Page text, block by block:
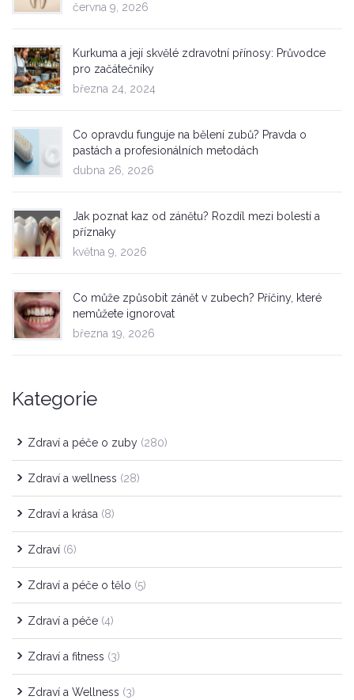
června 9, 2026
Kurkuma a její skvělé zdravotní přínosy: Průvodce
pro začátečníky
března 24, 2024
Co opravdu funguje na bělení zubů? Pravda o
pastách a profesionálních metodách
dubna 26, 2026
Jak poznat kaz od zánětu? Rozdíl mezi bolestí a
příznaky
května 9, 2026
Co může způsobit zánět v zubech? Příčiny, které
nemůžete ignorovat
března 19, 2026
Kategorie
Zdraví a péče o zuby (280)
Zdraví a wellness (28)
Zdraví a krása (8)
Zdraví (6)
Zdraví a péče o tělo (5)
Zdraví a péče (4)
Zdraví a fitness (3)
Zdraví a Wellness (3)